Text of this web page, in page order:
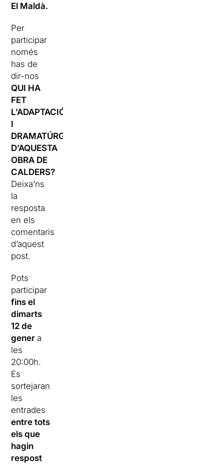
El Maldà.
Per
participar
només
has de
dir-nos
QUI HA
FET
L’ADAPTACIÓ
I
DRAMATÚRGIA
D’AQUESTA
OBRA DE
CALDERS?
Deixa’ns
la
resposta
en els
comentaris
d’aquest
post.
Pots
participar
fins el
dimarts
12 de
genera
les
20:00h.
Es
sortejaran
les
entrades
entre tots
els que
hagin
respost